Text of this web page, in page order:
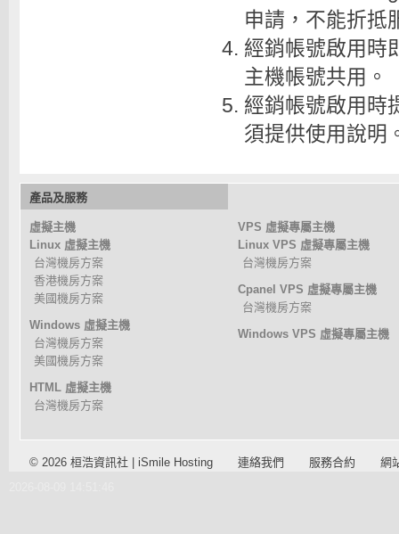
申請，不能折抵
經銷帳號啟用時
主機帳號共用。
經銷帳號啟用時
須提供使用說明
產品及服務
虛擬主機
Linux 虛擬主機
台灣機房方案
香港機房方案
美國機房方案
Windows 虛擬主機
台灣機房方案
美國機房方案
HTML 虛擬主機
台灣機房方案
VPS 虛擬專屬主機
Linux VPS 虛擬專屬主機
台灣機房方案
Cpanel VPS 虛擬專屬主機
台灣機房方案
Windows VPS 虛擬專屬主機
© 2026 桓浩資訊社 | iSmile Hosting 連絡我們 服務合約
網